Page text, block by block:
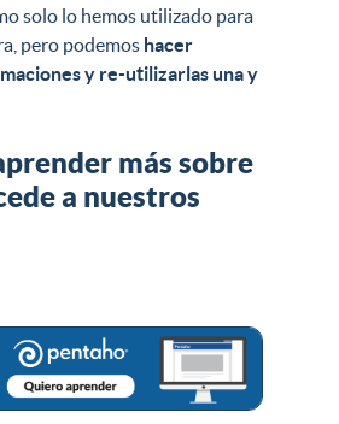
solo lo hemos utilizado para
pero podemos hacer
y re-utilizarlas una y
más sobre
a nuestros